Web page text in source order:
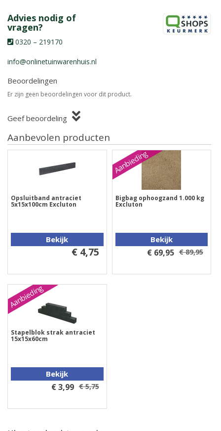
Advies nodig of
vragen?
0320 – 219170
info@onlinetuinwarenhuis.nl
Beoordelingen
Er zijn geen beoordelingen voor dit product.
Geef beoordeling
Aanbevolen producten
Opsluitband antraciet
5x15x100cm Excluton
Bekijk
€ 4,75
Aanbieding
Bigbag ophoogzand 1.000 kg
Excluton
Bekijk
€ 69,95 € 89,95
Aanbieding
Stapelblok strak antraciet
15x15x60cm
Bekijk
€ 3,99 € 5,75